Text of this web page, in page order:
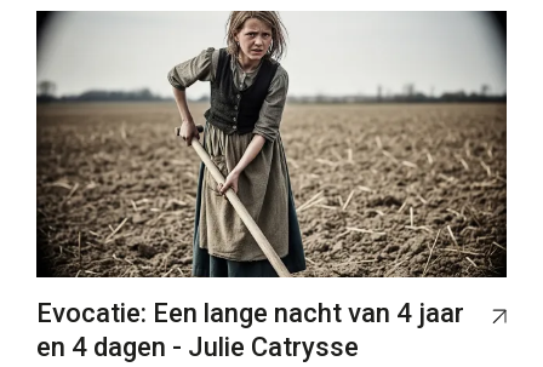
Evocatie: Een lange nacht van 4 jaar
en 4 dagen - Julie Catrysse